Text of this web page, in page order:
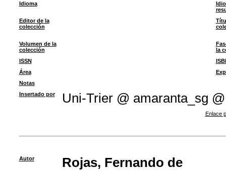
Idioma
Editor de la
colección
Volumen de la
colección
la
ISSN
Área
Notas
Insertado por
Uni-Trier @ amaranta_sg
Enlace
Autor Rojas, Fernando de